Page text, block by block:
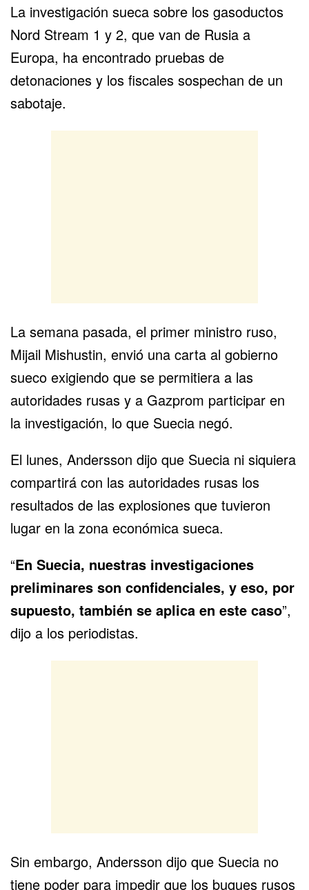
La investigación sueca sobre los gasoductos
Nord Stream 1 y 2, que van de Rusia a
Europa, ha encontrado pruebas de
detonaciones y los fiscales sospechan de un
sabotaje.
La semana pasada, el primer ministro ruso,
Mijail Mishustin, envió una carta al gobierno
sueco exigiendo que se permitiera a las
autoridades rusas y a Gazprom participar en
la investigación, lo que Suecia negó.
El lunes, Andersson dijo que Suecia ni siquiera
compartirá con las autoridades rusas los
resultados de las explosiones que tuvieron
lugar en la zona económica sueca.
“En Suecia, nuestras investigaciones
preliminares son confidenciales, y eso, por
supuesto, también se aplica en este caso”,
dijo a los periodistas.
Sin embargo, Andersson dijo que Suecia no
tiene poder para impedir que los buques rusos